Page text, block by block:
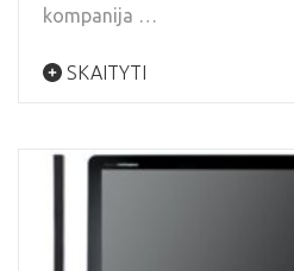
kompanija …
SKAITYTI